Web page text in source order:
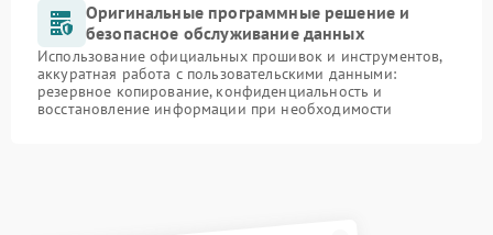
Оригинальные программные решение и
безопасное обслуживание данных
Использование официальных прошивок и инструментов,
аккуратная работа с пользовательскими данными:
резервное копирование, конфиденциальность и
восстановление информации при необходимости